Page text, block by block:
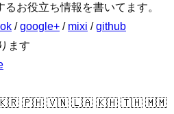
お役立ち情報を書いてます。
/google+ / mixi /github
ます
🇵🇭 🇻🇳 🇱🇦 🇰🇭 🇹🇭 🇲🇲